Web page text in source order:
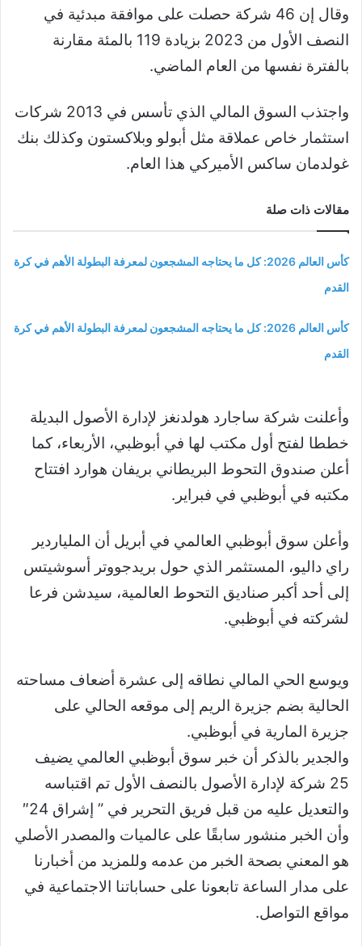
وقال إن 46 شركة حصلت على موافقة مبدئية في
النصف الأول من 2023 بزيادة 119 بالمئة مقارنة
بالفترة نفسها من العام الماضي.
واجتذب السوق المالي الذي تأسس في 2013 شركات
استثمار خاص عملاقة مثل أبولو وبلاكستون وكذلك بنك
غولدمان ساكس الأميركي هذا العام.
مقالات ذات صلة
كأس العالم 2026: كل ما يحتاجه المشجعون لمعرفة البطولة الأهم في كرة
القدم
كأس العالم 2026: كل ما يحتاجه المشجعون لمعرفة البطولة الأهم في كرة
القدم
وأعلنت شركة ساجارد هولدنغز لإدارة الأصول البديلة
خططا لفتح أول مكتب لها في أبوظبي، الأربعاء، كما
أعلن صندوق التحوط البريطاني بريفان هوارد افتتاح
مكتبه في أبوظبي في فبراير.
وأعلن سوق أبوظبي العالمي في أبريل أن الملياردير
راي داليو، المستثمر الذي حول بريدجووتر أسوشيتس
إلى أحد أكبر صناديق التحوط العالمية، سيدشن فرعا
لشركته في أبوظبي.
ويوسع الحي المالي نطاقه إلى عشرة أضعاف مساحته
الحالية بضم جزيرة الريم إلى موقعه الحالي على
جزيرة المارية في أبوظبي.
والجدير بالذكر أن خبر سوق أبوظبي العالمي يضيف
25 شركة لإدارة الأصول بالنصف الأول تم اقتباسه
والتعديل عليه من قبل فريق التحرير في ” إشراق 24″
وأن الخبر منشور سابقًا على عالميات والمصدر الأصلي
هو المعني بصحة الخبر من عدمه وللمزيد من أخبارنا
على مدار الساعة تابعونا على حساباتنا الاجتماعية في
مواقع التواصل.